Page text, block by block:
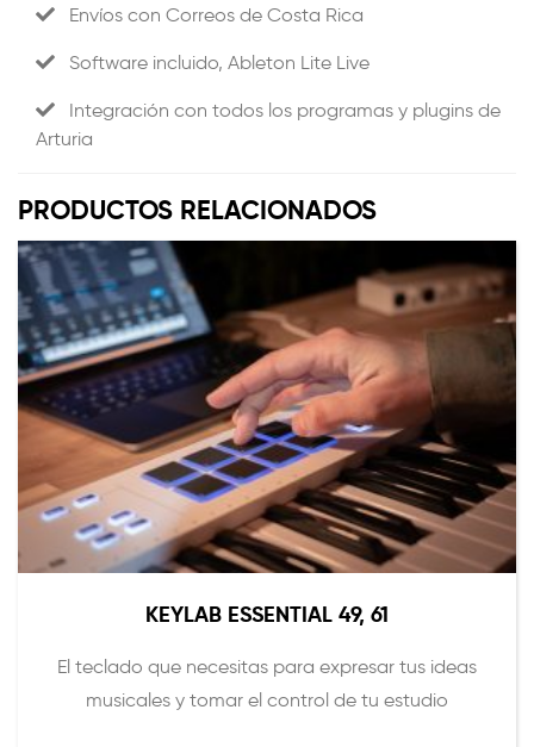
Envíos con Correos de Costa Rica
Software incluido, Ableton Lite Live
Integración con todos los programas y plugins de
Arturia
PRODUCTOS RELACIONADOS
KEYLAB ESSENTIAL 49, 61
El teclado que necesitas para expresar tus ideas
musicales y tomar el control de tu estudio